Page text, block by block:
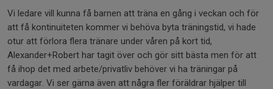
Vi ledare vill kunna få barnen att träna en gång i veckan och för
att få kontinuiteten kommer vi behöva byta träningstid, vi hade
otur att förlora flera tränare under våren på kort tid,
Alexander+Robert har tagit över och gör sitt bästa men för att
få ihop det med arbete/privatliv behöver vi ha träningar på
vardagar. Vi ser gärna även att några fler föräldrar hjälper till